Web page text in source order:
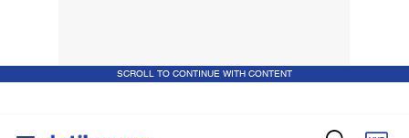
SCROLL TO CONTINUE WITH CONTENT